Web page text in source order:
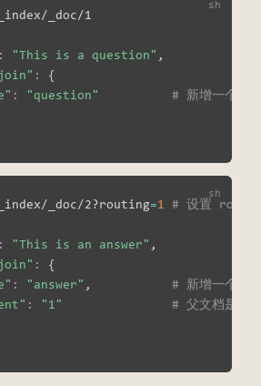
: "This is a question" ,
:
{
: "question"
# 新增一个文
_doc/2?routing=1
# 设置
: "This is an answer" ,
:
{
: "answer" , # 新增一个文
: "1"
# 父文档是